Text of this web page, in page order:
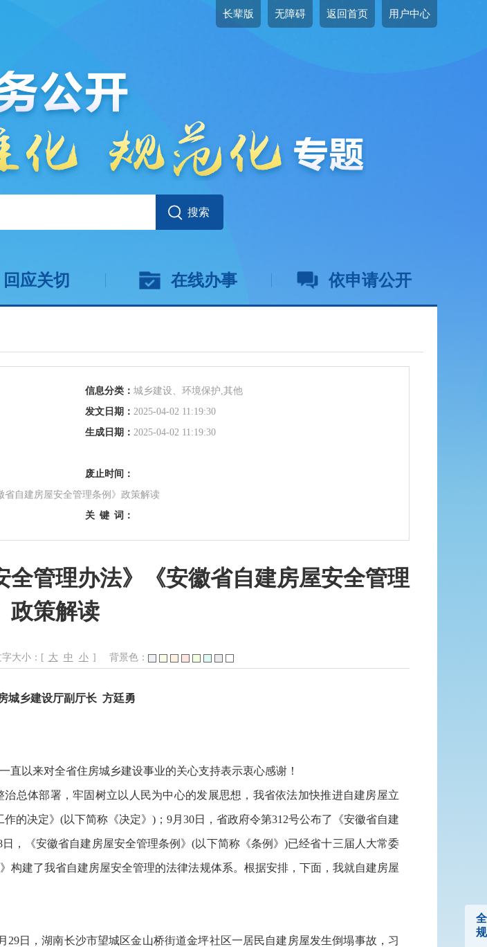
长辈版 无障碍 返回首页 用户中心
回应关切 在线办事 依申请公开
信息分类： 城乡建设、环境保护,其他
发文日期： 2025-04-02 11:19:30
生成日期： 2025-04-02 11:19:30
废止时间：
省自建房屋安全管理条例》政策解读
关 键 词：
全管理办法》《安徽省自建房屋安全管理
政策解读
字大小：[ 大 中 小 ] 背景色：
城乡建设厅副厅长 方廷勇
以来对全省住房城乡建设事业的关心支持表示衷心感谢！
总体部署，牢固树立以人民为中心的发展思想，我省依法加快推进自建房屋立
的决定》(以下简称《决定》)；9月30日，省政府令第312号公布了《安徽省自建
，《安徽省自建房屋安全管理条例》(以下简称《条例》)已经省十三届人大常委
构建了我省自建房屋安全管理的法律法规体系。根据安排，下面，我就自建房屋
29日，湖南长沙市望城区金山桥街道金坪社区一居民自建房屋发生倒塌事故，习